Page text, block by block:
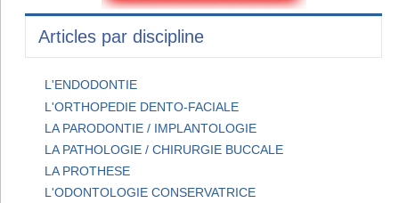
Articles par discipline
L'ENDODONTIE
L'ORTHOPEDIE DENTO-FACIALE
LA PARODONTIE / IMPLANTOLOGIE
LA PATHOLOGIE / CHIRURGIE BUCCALE
LA PROTHESE
L'ODONTOLOGIE CONSERVATRICE